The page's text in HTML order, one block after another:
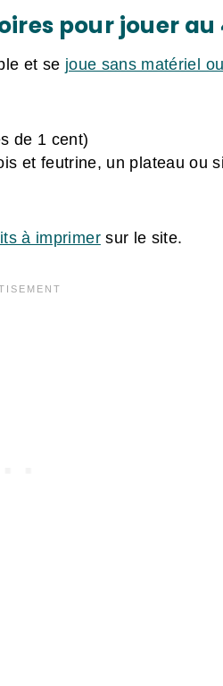
pour jouer au
et se joue sans matériel
de 1 cent)
et feutrine, un plateau ou
à imprimersur le site.